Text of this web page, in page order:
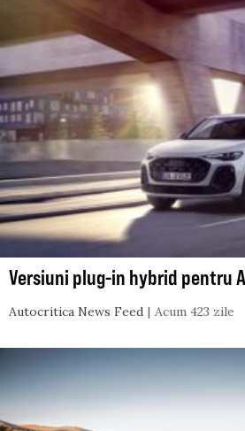
Versiuni plug-in hybrid pentru
Autocritica News Feed Acum 423 zile